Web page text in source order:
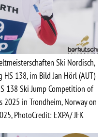
Ski Nordisch,
138, im Bild Jan Hörl (AUT)
138 Ski Jump Competition of
2025 in Trondheim, Norway on
PhotoCredit: EXPA/ JFK